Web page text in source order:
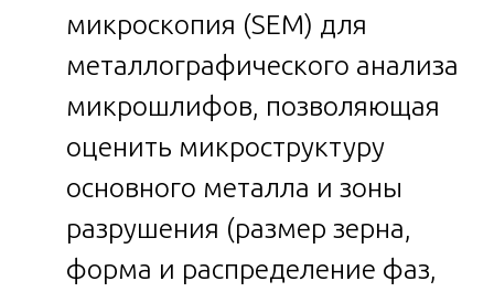
микроскопия (SEM) для
металлографического анализа
микрошлифов, позволяющая
оценить микроструктуру
основного металла и зоны
разрушения (размер зерна,
форма и распределение фаз,